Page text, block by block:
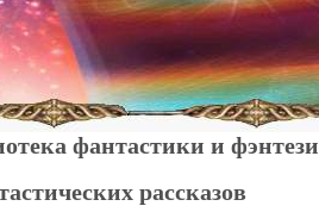
фантастики и фэнтези
рассказов